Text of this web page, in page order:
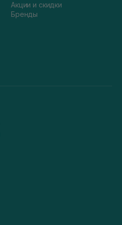
Акции и скидки
Бренды